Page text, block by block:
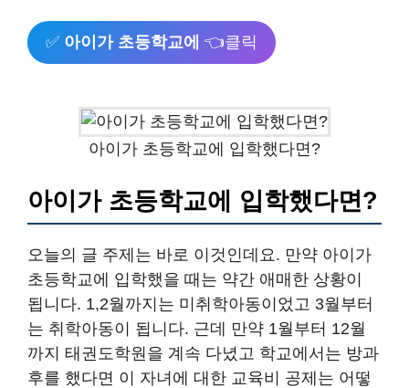
✅ 아이가 초등학교에 👈클릭
아이가 초등학교에 입학했다면?
아이가 초등학교에 입학했다면?
오늘의 글 주제는 바로 이것인데요. 만약 아이가
초등학교에 입학했을 때는 약간 애매한 상황이
됩니다. 1,2월까지는 미취학아동이었고 3월부터
는 취학아동이 됩니다. 근데 만약 1월부터 12월
까지 태권도학원을 계속 다녔고 학교에서는 방과
후를 했다면 이 자녀에 대한 교육비 공제는 어떻